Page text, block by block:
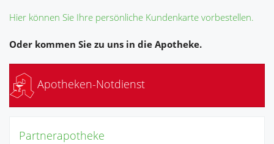
Hier können Sie Ihre persönliche Kundenkarte vorbestellen.
Oder kommen Sie zu uns in die Apotheke.
Apotheken-Notdienst
Partnerapotheke